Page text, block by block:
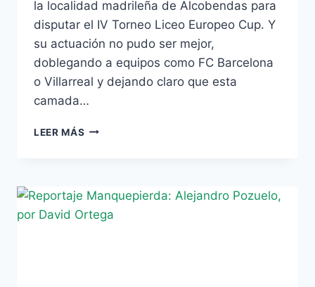
la localidad madrileña de Alcobendas para
disputar el IV Torneo Liceo Europeo Cup. Y
su actuación no pudo ser mejor,
doblegando a equipos como FC Barcelona
o Villarreal y dejando claro que esta
camada…
LEER MÁS REPORTAJE
EN
LA